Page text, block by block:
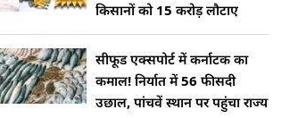
किसानों को 15 करोड़ लौटाए
सीफूड एक्सपोर्ट में कर्नाटक का
कमाल! निर्यात में 56 फीसदी
उछाल, पांचवें स्थान पर पहुंचा राज्य